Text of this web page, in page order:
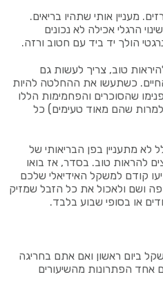
מעניין אותי שתהיו בריאים.
הרגלי אכילה לא נכונים
הולך יד ביד עם חטוב ורזה.
טוב, צריך לעשות גם
כשתעשו את ההחלטה להיות
שהסוכרים והפחמימות הללו
שהם מאוד טעימים) כל
מתעניין בפן הבריאותי של
להראות טוב. בסדר, אז בואו
קודם למשקל האידיאלי שלכם
ושם ולאכול את כל הזבל שמזיק
או בסופי שבוע בלבד.
ביום ראשון ואם אתם בחריגה
הפתרונות מהשיעורים